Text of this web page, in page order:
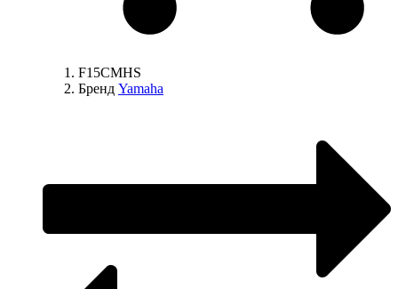
F15CMHS
Бренд Yamaha